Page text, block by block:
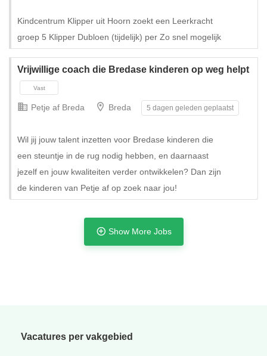
Tijdelijk met uitzicht op vast
Kindcentrum Klipper uit Hoorn zoekt een Leerkracht
groep 5 Klipper Dubloen (tijdelijk) per Zo snel mogelijk
Vrijwillige coach die Bredase kinderen op weg helpt
Petje af Breda Breda 5 dagen geleden geplaatst
Wil jij jouw talent inzetten voor Bredase kinderen die
een steuntje in de rug nodig hebben, en daarnaast
jezelf en jouw kwaliteiten verder ontwikkelen? Dan zijn
de kinderen van Petje af op zoek naar jou!
Show More Jobs
Vacatures per vakgebied